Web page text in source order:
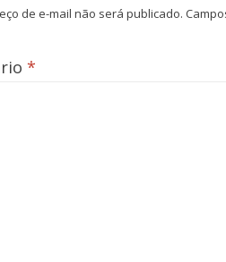
de e-mail não será publicado.
*